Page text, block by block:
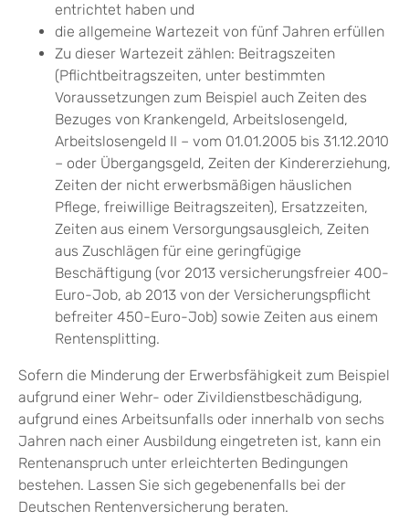
entrichtet haben und
die allgemeine Wartezeit von fünf Jahren erfüllen
Zu dieser Wartezeit zählen: Beitragszeiten
(Pflichtbeitragszeiten, unter bestimmten
Voraussetzungen zum Beispiel auch Zeiten des
Bezuges von Krankengeld, Arbeitslosengeld,
Arbeitslosengeld II – vom 01.01.2005 bis 31.12.2010
– oder Übergangsgeld, Zeiten der Kindererziehung,
Zeiten der nicht erwerbsmäßigen häuslichen
Pflege, freiwillige Beitragszeiten), Ersatzzeiten,
Zeiten aus einem Versorgungsausgleich, Zeiten
aus Zuschlägen für eine geringfügige
Beschäftigung (vor 2013 versicherungsfreier 400-
Euro-Job, ab 2013 von der Versicherungspflicht
befreiter 450-Euro-Job) sowie Zeiten aus einem
Rentensplitting.
Sofern die Minderung der Erwerbsfähigkeit zum Beispiel
aufgrund einer Wehr- oder Zivildienstbeschädigung,
aufgrund eines Arbeitsunfalls oder innerhalb von sechs
Jahren nach einer Ausbildung eingetreten ist, kann ein
Rentenanspruch unter erleichterten Bedingungen
bestehen. Lassen Sie sich gegebenenfalls bei der
Deutschen Rentenversicherung beraten.